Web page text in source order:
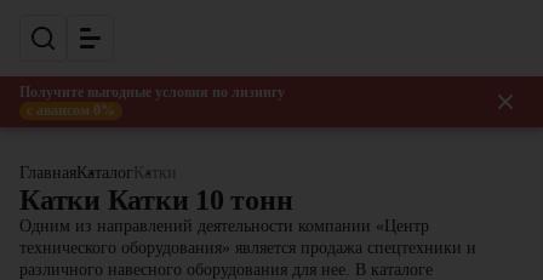
Получите выгодные условия по лизингу
с авансом 0%
Главная Каталог Катки
Катки Катки 10 тонн
Одним из направлений деятельности компании «Центр
технического оборудования» является продажа спецтехники и
различного навесного оборудования для нее. В каталоге